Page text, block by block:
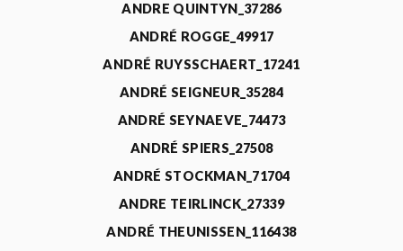
ANDRE QUINTYN_37286
ANDRÉ ROGGE_49917
ANDRÉ RUYSSCHAERT_17241
ANDRÉ SEIGNEUR_35284
ANDRÉ SEYNAEVE_74473
ANDRÉ SPIERS_27508
ANDRÉ STOCKMAN_71704
ANDRE TEIRLINCK_27339
ANDRÉ THEUNISSEN_116438